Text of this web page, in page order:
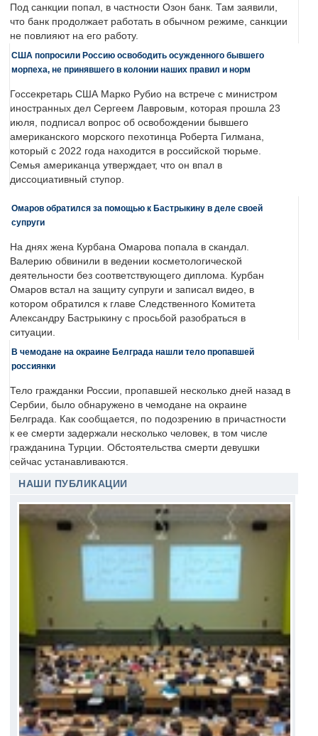
Под санкции попал, в частности Озон банк. Там заявили,
что банк продолжает работать в обычном режиме, санкции
не повлияют на его работу.
США попросили Россию освободить осужденного бывшего
морпеха, не принявшего в колонии наших правил и норм
Госсекретарь США Марко Рубио на встрече с министром
иностранных дел Сергеем Лавровым, которая прошла 23
июля, подписал вопрос об освобождении бывшего
американского морского пехотинца Роберта Гилмана,
который с 2022 года находится в российской тюрьме.
Семья американца утверждает, что он впал в
диссоциативный ступор.
Омаров обратился за помощью к Бастрыкину в деле своей
супруги
На днях жена Курбана Омарова попала в скандал.
Валерию обвинили в ведении косметологической
деятельности без соответствующего диплома. Курбан
Омаров встал на защиту супруги и записал видео, в
котором обратился к главе Следственного Комитета
Александру Бастрыкину с просьбой разобраться в
ситуации.
В чемодане на окраине Белграда нашли тело пропавшей
россиянки
Тело гражданки России, пропавшей несколько дней назад в
Сербии, было обнаружено в чемодане на окраине
Белграда. Как сообщается, по подозрению в причастности
к ее смерти задержали несколько человек, в том числе
гражданина Турции. Обстоятельства смерти девушки
сейчас устанавливаются.
НАШИ ПУБЛИКАЦИИ